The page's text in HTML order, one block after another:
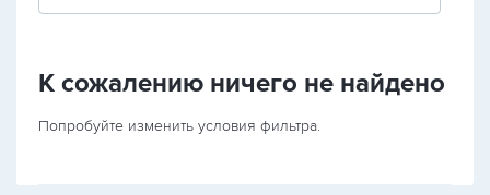
К сожалению ничего не найдено
Попробуйте изменить условия фильтра.